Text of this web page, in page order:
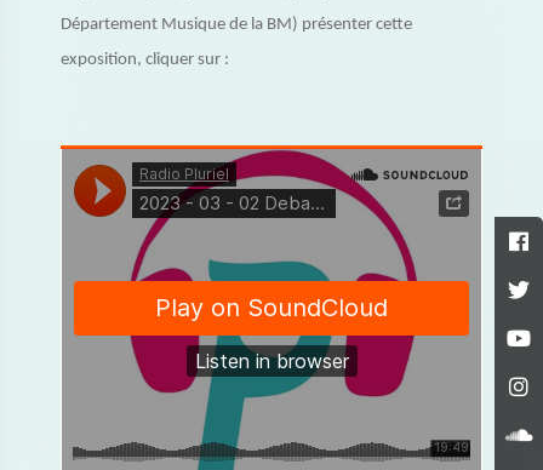
Département Musique de la BM) présenter cette
exposition, cliquer sur :